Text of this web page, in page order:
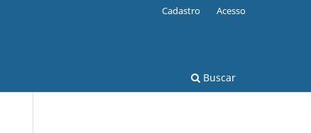
Buscar
Cadastro Acesso